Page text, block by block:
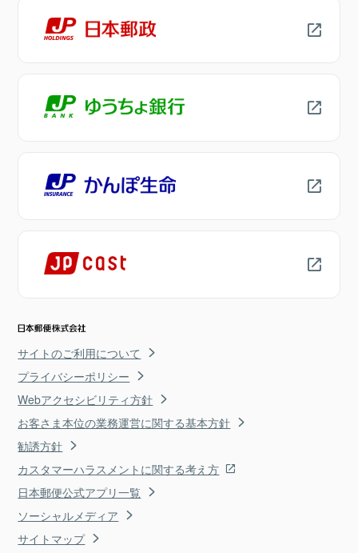
サイトのご利用について
プライバシーポリシー
Webアクセシビリティ方針
お客さま本位の業務運営に関する基本方針
勧誘方針
カスタマーハラスメントに関する考え方
日本郵便公式アプリ一覧
ソーシャルメディア
サイトマップ